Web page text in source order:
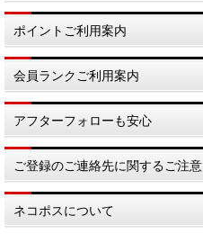
ポイントご利用案内
会員ランクご利用案内
アフターフォローも安心
ご登録のご連絡先に関するご注意
ネコポスについて